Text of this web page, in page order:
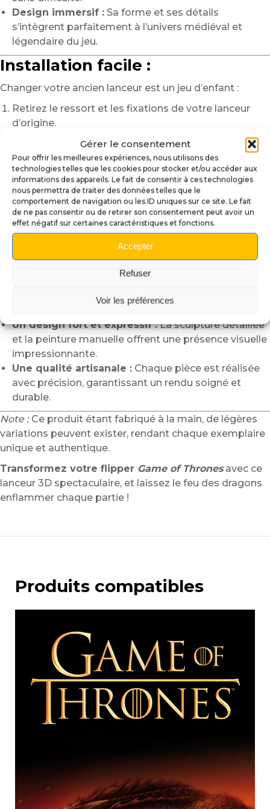
Gérer le consentement
Pour offrir les meilleures expériences, nous utilisons des
technologies telles que les cookies pour stocker et/ou accéder aux
informations des appareils. Le fait de consentir à ces technologies
nous permettra de traiter des données telles que le
comportement de navigation ou les ID uniques sur ce site. Le fait
de ne pas consentir ou de retirer son consentement peut avoir un
effet négatif sur certaines caractéristiques et fonctions.
Accepter
Refuser
Voir les préférences
Design immersif : Sa forme et ses détails
s’intègrent parfaitement à l’univers médiéval et
légendaire du jeu.
Installation facile :
Changer votre ancien lanceur est un jeu d’enfant :
Retirez le ressort et les fixations de votre lanceur
d’origine.
Alignez le nouveau lanceur avec le mécanisme de
lancement de bille.
Réinstallez le ressort, puis testez la fluidité du
mouvement avant de jouer.
En quelques minutes, votre flipper est prêt à rugir
comme un véritable dragon.
Pourquoi choisir notre lanceur
Game of Thrones ?
puissance et la grandeur des dragons qui règnent
Un design fort et expressif :La sculpture détaillée
et la peinture manuelle offrent une présence visuelle
impressionnante.
Une qualité artisanale : Chaque pièce est réalisée
avec précision, garantissant un rendu soigné et
durable.
Note :Ce produit étant fabriqué à la main, de légères
variations peuvent exister, rendant chaque exemplaire
unique et authentique.
Transformez votre flipper Game of Thronesavec ce
lanceur 3D spectaculaire, et laissez le feu des dragons
enflammer chaque partie !
Produits compatibles